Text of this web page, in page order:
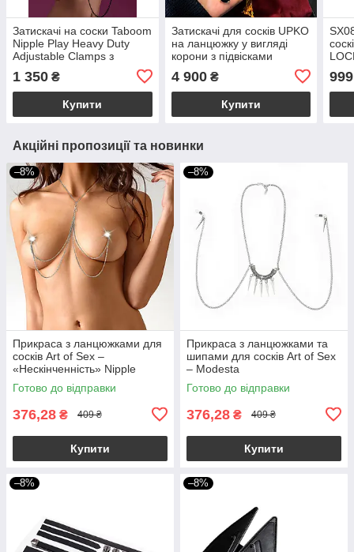
Затискачі на соски Taboom
Nipple Play Heavy Duty
Adjustable Clamps з
1 350 ₴
Купити
Затискачі для сосків UPKO
на ланцюжку у вигляді
корони з підвісками
4 900₴
Купити
999
Акційні пропозиції та новинки
–8%
Прикраса з ланцюжками для
сосків Art of Sex –
«Нескінченність» Nipple
Jewerlry Infinity
Готово до відправки
376,28 ₴ 409 ₴
Купити
–8%
Прикраса з ланцюжками та
шипами для сосків Art of Sex
– Modesta
Готово до відправки
376,28 ₴ 409 ₴
Купити
–8% –8%